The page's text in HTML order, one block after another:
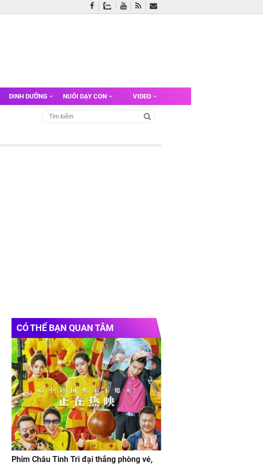
DINH DƯỠNG NUÔI DẠY CON VIDEO
CÓ THỂ BẠN QUAN TÂM
Phim Châu Tinh Trì đại thắng phòng vé,